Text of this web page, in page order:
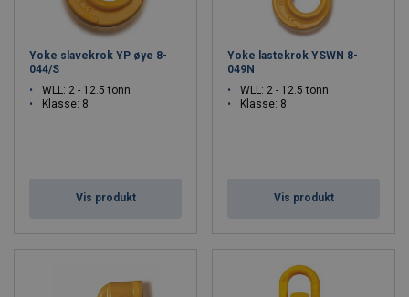
Yoke slavekrok YP øye 8-
044/S
WLL: 2 - 12.5 tonn
Klasse: 8
Vis produkt
Yoke lastekrok YSWN 8-
049N
WLL: 2 - 12.5 tonn
Klasse: 8
Vis produkt